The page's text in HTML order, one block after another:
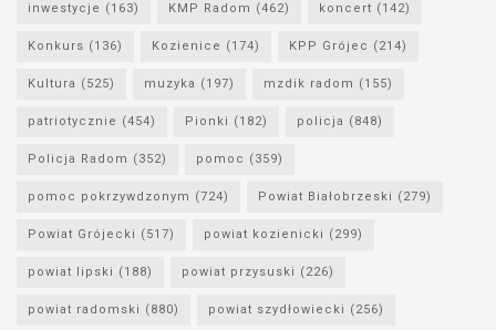
inwestycje (163) KMP Radom (462) koncert (142)
Konkurs (136) Kozienice (174) KPP Grójec (214)
Kultura (525) muzyka (197) mzdik radom (155)
patriotycznie (454) Pionki (182) policja (848)
Policja Radom (352) pomoc (359)
pomoc pokrzywdzonym (724) Powiat Białobrzeski (279)
Powiat Grójecki (517) powiat kozienicki (299)
powiat lipski (188) powiat przysuski (226)
powiat radomski (880) powiat szydłowiecki (256)